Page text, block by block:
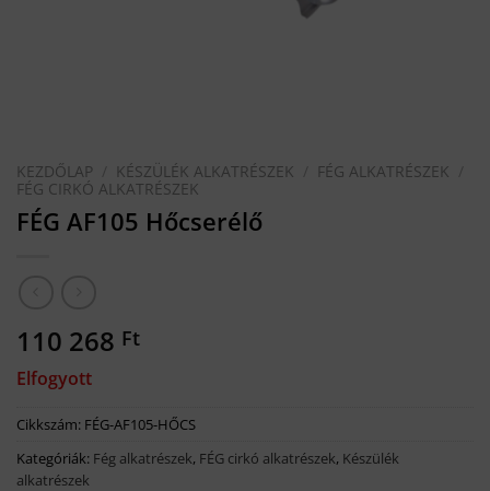
KEZDŐLAP KÉSZÜLÉK ALKATRÉSZEK FÉG ALKATRÉSZEK
FÉG CIRKÓ ALKATRÉSZEK
FÉG AF105 Hőcserélő
110 268 Ft
Elfogyott
Cikkszám: FÉG-AF105-HŐCS
Kategóriák: Fég alkatrészek, FÉG cirkó alkatrészek, Készülék
alkatrészek